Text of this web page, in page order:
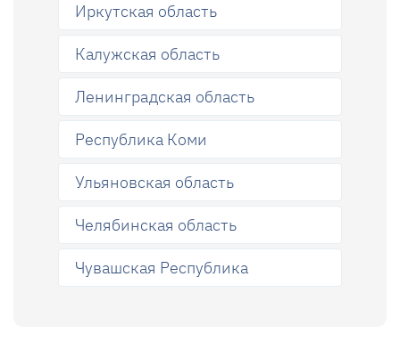
Иркутская область
Калужская область
Ленинградская область
Республика Коми
Ульяновская область
Челябинская область
Чувашская Республика